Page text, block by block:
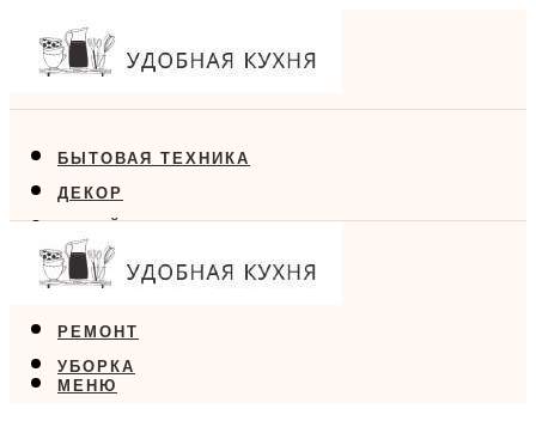
БЫТОВАЯ ТЕХНИКА
ДЕКОР
ДИЗАЙН
ЕДА
РЕМОНТ
УБОРКА
МЕНЮ